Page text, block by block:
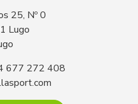
25, Nº 0
Lugo
677 272 408